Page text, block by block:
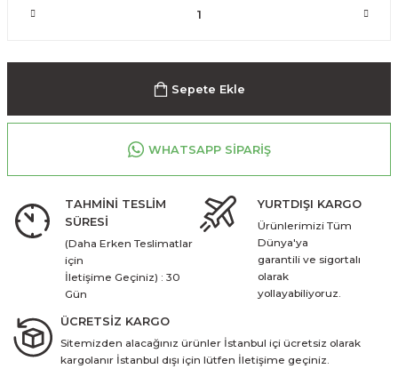
Sepete Ekle
WHATSAPP SİPARİŞ
TAHMİNİ TESLİM
SÜRESİ
(Daha Erken Teslimatlar
için
İletişime Geçiniz) : 30
Gün
YURTDIŞI KARGO
Ürünlerimizi Tüm
Dünya'ya
garantili ve sigortalı
olarak
yollayabiliyoruz.
ÜCRETSİZ KARGO
Sitemizden alacağınız ürünler İstanbul içi ücretsiz olarak
kargolanır İstanbul dışı için lütfen İletişime geçiniz.